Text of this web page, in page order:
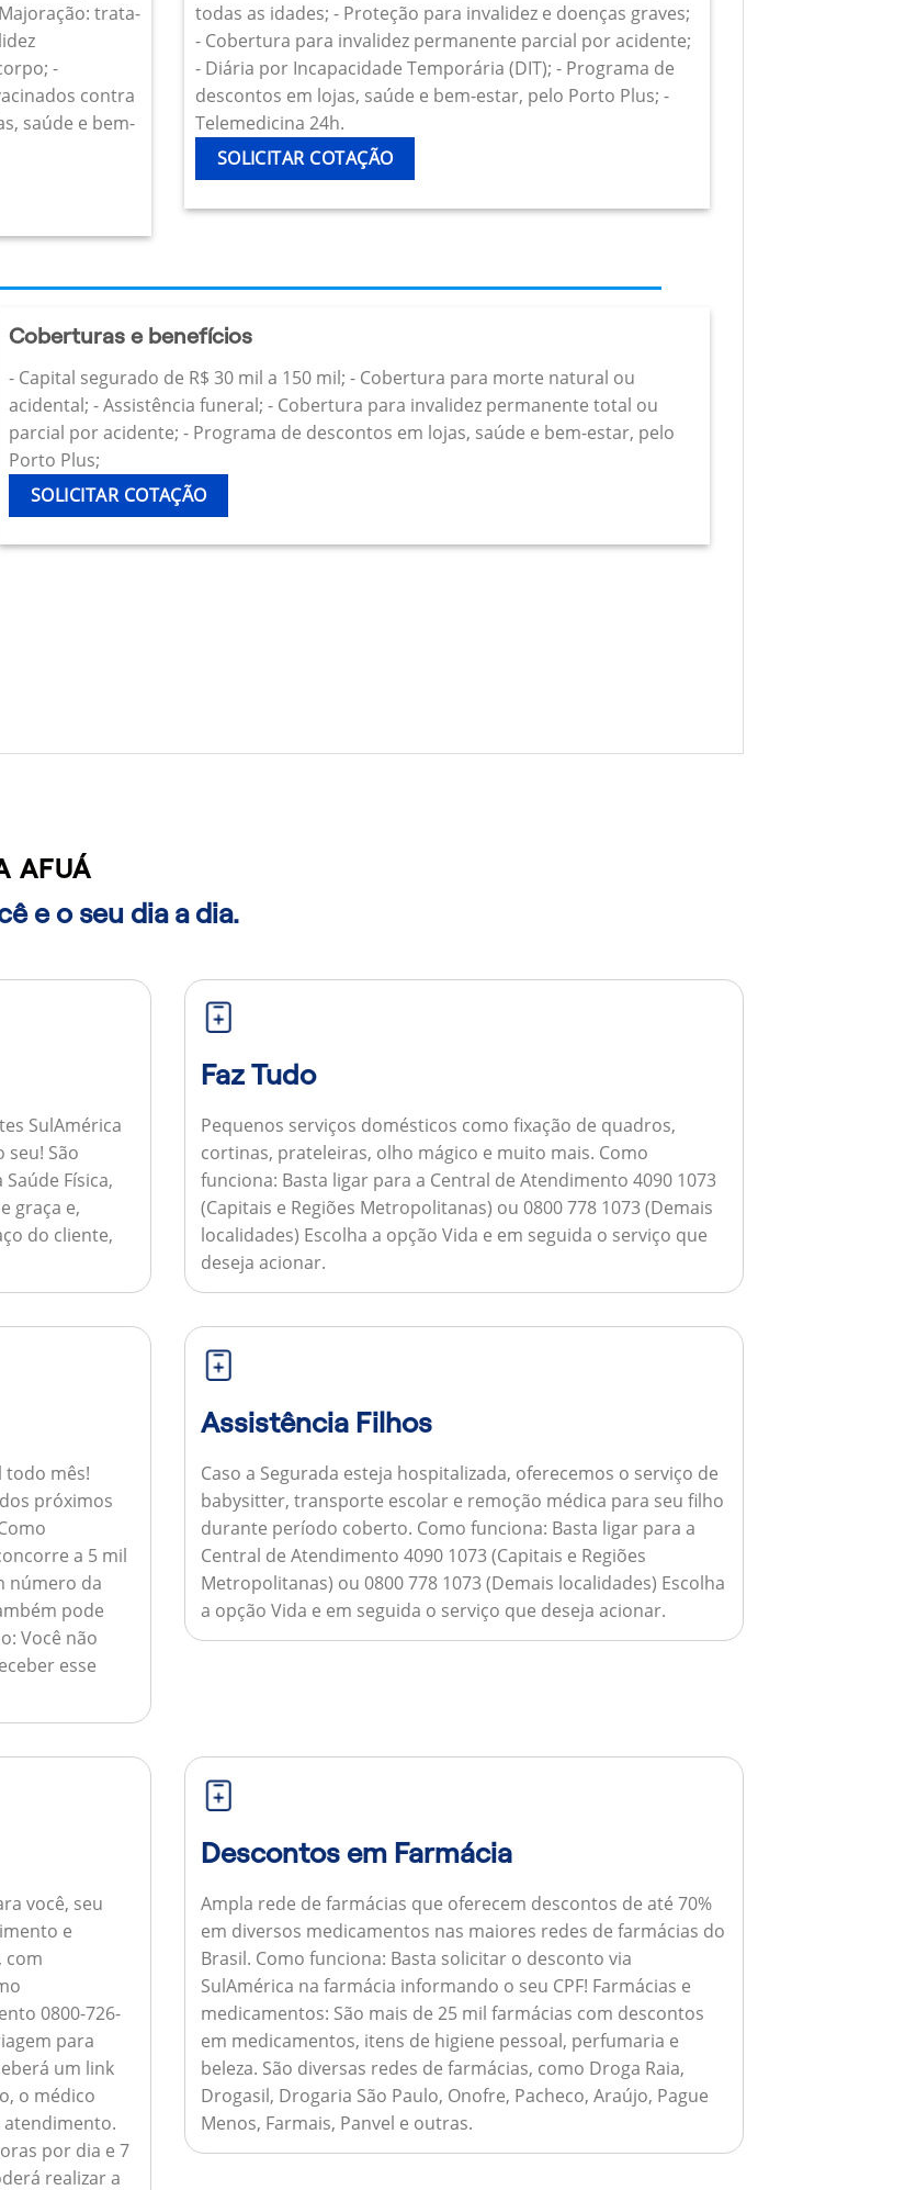
trata-
-
contra
saúde e bem-
todas as idades; - Proteção para invalidez e doenças graves;
- Cobertura para invalidez permanente parcial por acidente;
- Diária por Incapacidade Temporária (DIT); - Programa de
descontos em lojas, saúde e bem-estar, pelo Porto Plus; -
Telemedicina 24h.
SOLICITAR COTAÇÃO
Coberturas e benefícios
- Capital segurado de R$ 30 mil a 150 mil; - Cobertura para morte natural ou
acidental; - Assistência funeral; - Cobertura para invalidez permanente total ou
parcial por acidente; - Programa de descontos em lojas, saúde e bem-estar, pelo
Porto Plus;
SOLICITAR COTAÇÃO
AFUÁ
e o seu dia a dia.
SulAmérica
São
Física,
graça e,
do cliente,
Faz Tudo
Pequenos serviços domésticos como fixação de quadros,
cortinas, prateleiras, olho mágico e muito mais. Como
funciona: Basta ligar para a Central de Atendimento 4090 1073
(Capitais e Regiões Metropolitanas) ou 0800 778 1073 (Demais
localidades) Escolha a opção Vida e em seguida o serviço que
deseja acionar.
todo mês!
próximos
a 5 mil
número da
pode
Você não
esse
Assistência Filhos
Caso a Segurada esteja hospitalizada, oferecemos o serviço de
babysitter, transporte escolar e remoção médica para seu filho
durante período coberto. Como funciona: Basta ligar para a
Central de Atendimento 4090 1073 (Capitais e Regiões
Metropolitanas) ou 0800 778 1073 (Demais localidades) Escolha
a opção Vida e em seguida o serviço que deseja acionar.
você, seu
e
com
0800-726-
para
um link
o médico
atendimento.
por dia e 7
realizar a
Descontos em Farmácia
Ampla rede de farmácias que oferecem descontos de até 70%
em diversos medicamentos nas maiores redes de farmácias do
Brasil. Como funciona: Basta solicitar o desconto via
SulAmérica na farmácia informando o seu CPF! Farmácias e
medicamentos: São mais de 25 mil farmácias com descontos
em medicamentos, itens de higiene pessoal, perfumaria e
beleza. São diversas redes de farmácias, como Droga Raia,
Drogasil, Drogaria São Paulo, Onofre, Pacheco, Araújo, Pague
Menos, Farmais, Panvel e outras.